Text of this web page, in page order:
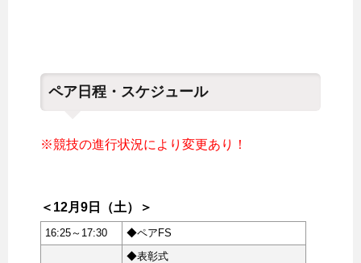
ペア日程・スケジュール
※競技の進行状況により変更あり！
＜12月9日（土）＞
16:25～17:30 ◆ペアFS
◆表彰式